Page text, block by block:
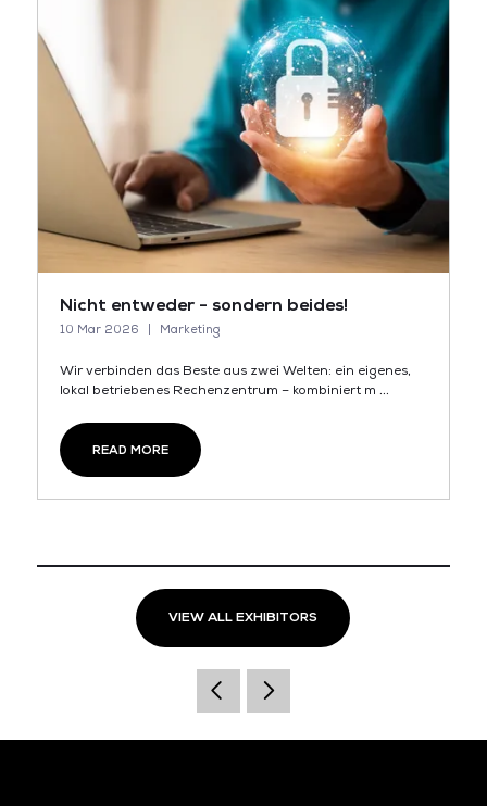
Nicht entweder - sondern beides!
10 Mar 2026 Marketing
Wir verbinden das Beste aus zwei Welten: ein eigenes,
lokal betriebenes Rechenzentrum – kombiniert m ...
READ MORE
VIEW ALL EXHIBITORS